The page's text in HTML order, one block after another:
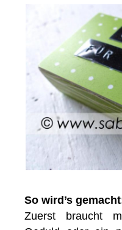
So wird’s
Zuerst braucht